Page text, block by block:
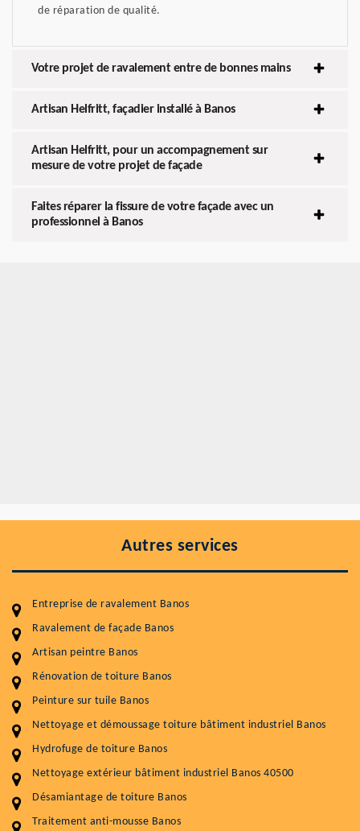
de réparation de qualité.
Votre projet de ravalement entre de bonnes mains
Artisan Helfritt, façadier installé à Banos
Artisan Helfritt, pour un accompagnement sur
mesure de votre projet de façade
Faites réparer la fissure de votre façade avec un
professionnel à Banos
Autres services
Entreprise de ravalement Banos
Ravalement de façade Banos
Artisan peintre Banos
Rénovation de toiture Banos
Peinture sur tuile Banos
Nettoyage et démoussage toiture bâtiment industriel Banos
Hydrofuge de toiture Banos
Nettoyage extérieur bâtiment industriel Banos 40500
Désamiantage de toiture Banos
Traitement anti-mousse Banos
Entretenir votre toiture, c'est préserver sa
durabilité
Plus de 15 ans d'expérience en couverture et facade
Service
Nettoyageb toiture
Démoussage toiture